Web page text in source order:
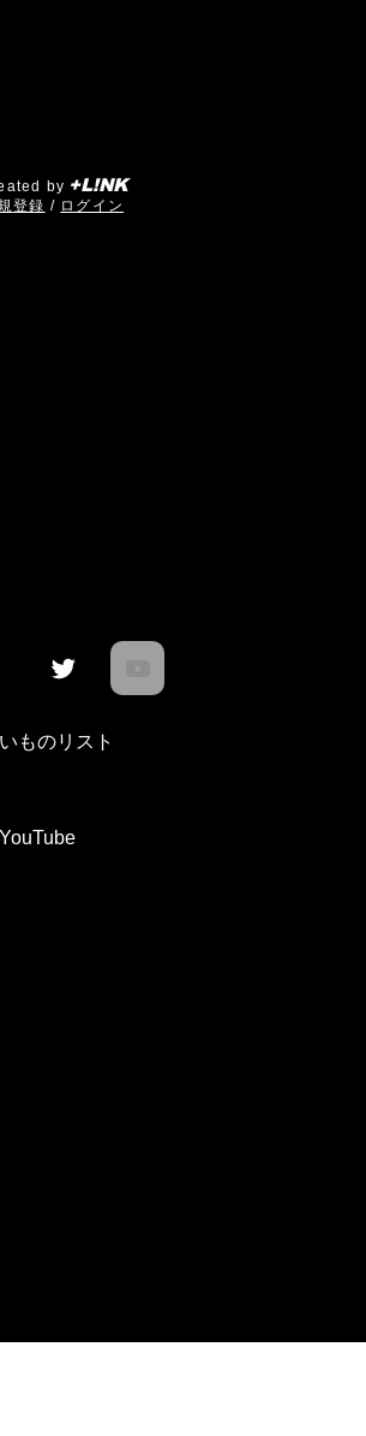
by +L!NK
登録 / ログイン
ものリスト
YouTube